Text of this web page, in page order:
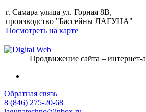
г. Самара улица ул. Горная 8В,
производство "Бассейны ЛАГУНА"
Посмотреть на карте
Продвижение сайта – интернет-
Обратная связь
8 (846) 275-20-68